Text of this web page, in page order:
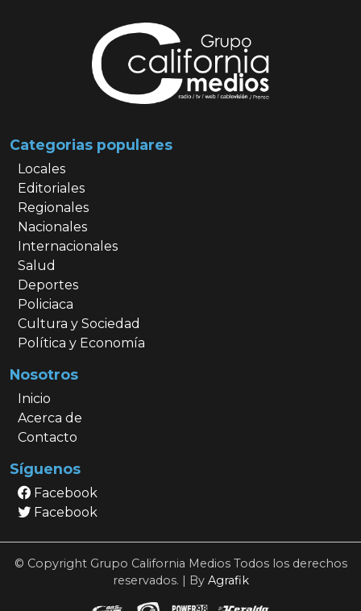
Categorias populares
Locales
Editoriales
Regionales
Nacionales
Internacionales
Salud
Deportes
Policiaca
Cultura y Sociedad
Política y Economía
Nosotros
Inicio
Acerca de
Contacto
Síguenos
Facebook
Facebook
© Copyright Grupo California Medios Todos los derechos
reservados. | By Agrafik